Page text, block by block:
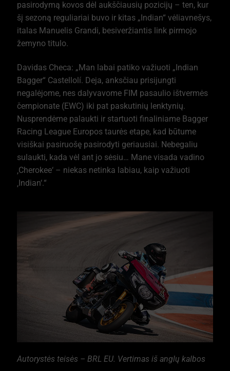
pasirodymą kovos dėl aukščiausių pozicijų – ten, kur
šį sezoną reguliariai buvo ir kitas „Indian“ vėliavnešys,
italas Manuelis Grandi, besiveržiantis link pirmojo
žemyno titulo.
Davidas Checa: „Man labai patiko važiuoti „Indian
Bagger“ Castellolí. Deja, anksčiau prisijungti
negalėjome, nes dalyvavome FIM pasaulio ištvermės
čempionate (EWC) iki pat paskutinių lenktynių.
Nusprendėme palaukti ir startuoti finaliniame Bagger
Racing League Europos taurės etape, kad būtume
visiškai pasiruošę pasirodyti geriausiai. Nebegaliu
sulaukti, kada vėl ant jo sėsiu… Mane visada vadino
‚Cherokee‘ – niekas netinka labiau, kaip važiuoti
‚Indian‘.“
Autorystės teisės – BRL EU. Vertimas iš anglų kalbos